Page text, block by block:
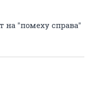
на "помеху справа"